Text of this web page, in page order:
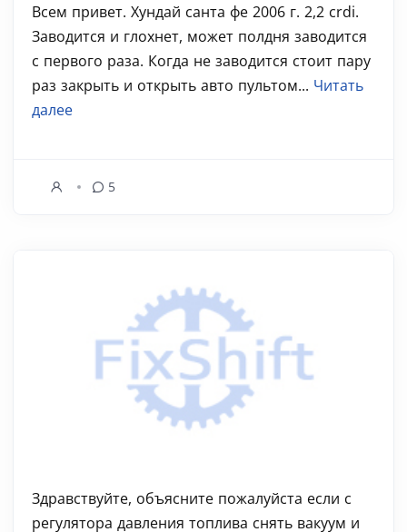
Всем привет. Хундай санта фе 2006 г. 2,2 crdi.
Заводится и глохнет, может полдня заводится
с первого раза. Когда не заводится стоит пару
раз закрыть и открыть авто пультом... Читать
далее
5
Здравствуйте, объясните пожалуйста если с
регулятора давления топлива снять вакуум и